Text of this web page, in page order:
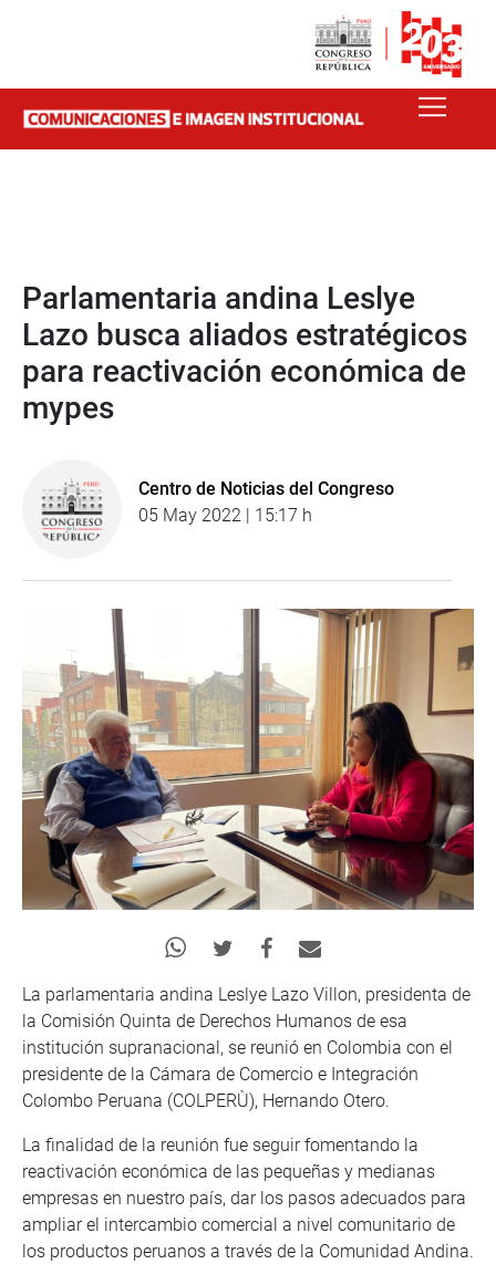
Parlamentaria andina Leslye
Lazo busca aliados estratégicos
para reactivación económica de
mypes
Centro de Noticias del Congreso
05 May 2022 | 15:17 h
La parlamentaria andina Leslye Lazo Villon, presidenta de
la Comisión Quinta de Derechos Humanos de esa
institución supranacional, se reunió en Colombia con el
presidente de la Cámara de Comercio e Integración
Colombo Peruana (COLPERÙ), Hernando Otero.
La finalidad de la reunión fue seguir fomentando la
reactivación económica de las pequeñas y medianas
empresas en nuestro país, dar los pasos adecuados para
ampliar el intercambio comercial a nivel comunitario de
los productos peruanos a través de la Comunidad Andina.